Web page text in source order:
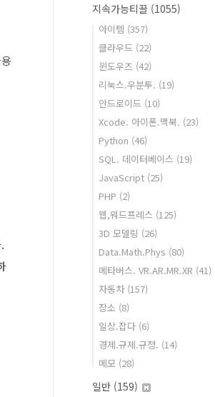
지속가능티끌 (1055)
아이템 (357)
클라우드 (22)
윈도우즈 (42)
리눅스.우분투. (19)
안드로이드 (10)
Xcode. 아이폰.맥북. (23)
Python (46)
SQL. 데이터베이스 (19)
JavaScript (25)
PHP (2)
웹,워드프레스 (125)
3D 모델링 (26)
Data.Math.Phys (80)
메타버스. VR.AR.MR.XR (41)
자동차 (157)
장소 (8)
일상.잡다 (6)
경제.규제.규정. (14)
메모 (28)
일반 (159)